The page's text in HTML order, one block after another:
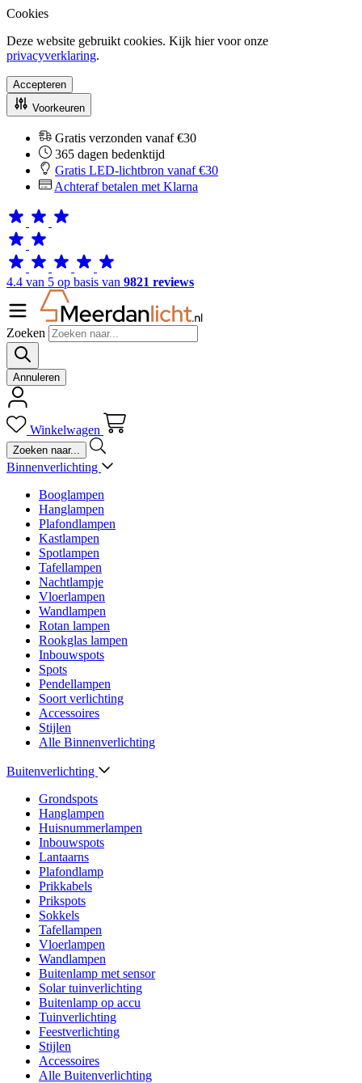
Cookies
Deze website gebruikt cookies. Kijk hier voor onze
privacyverklaring.
Accepteren
Voorkeuren
Gratis verzonden vanaf €30
365 dagen bedenktijd
Gratis LED-lichtbron vanaf €30
Achteraf betalen met Klarna
4.4 van 5 op basis van 9821 reviews
Zoeken
Annuleren
Winkelwagen
Binnenverlichting
Booglampen
Hanglampen
Plafondlampen
Kastlampen
Spotlampen
Tafellampen
Nachtlampje
Vloerlampen
Wandlampen
Rotan lampen
Rookglas lampen
Inbouwspots
Spots
Pendellampen
Soort verlichting
Accessoires
Stijlen
Alle Binnenverlichting
Buitenverlichting
Grondspots
Hanglampen
Huisnummerlampen
Inbouwspots
Lantaarns
Plafondlamp
Prikkabels
Prikspots
Sokkels
Tafellampen
Vloerlampen
Wandlampen
Buitenlamp met sensor
Solar tuinverlichting
Buitenlamp op accu
Tuinverlichting
Feestverlichting
Stijlen
Accessoires
Alle Buitenverlichting